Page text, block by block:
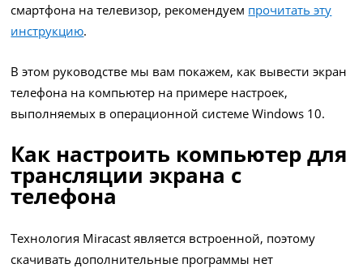
смартфона на телевизор, рекомендуем прочитать эту
инструкцию.
В этом руководстве мы вам покажем, как вывести экран
телефона на компьютер на примере настроек,
выполняемых в операционной системе Windows 10.
Как настроить компьютер для
трансляции экрана с
телефона
Технология Miracast является встроенной, поэтому
скачивать дополнительные программы нет